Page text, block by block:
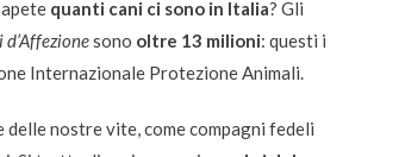
quanti cani ci sono in Italia? Gli
sono oltre 13 milioni: questi i
Internazionale Protezione Animali.
nostre vite, come compagni fedeli